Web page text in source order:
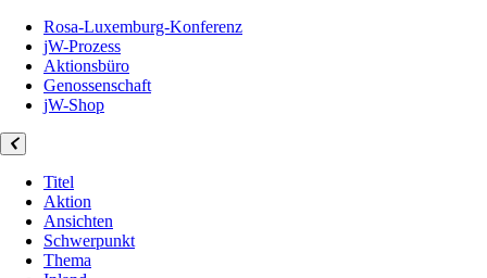
Rosa-Luxemburg-Konferenz
jW-Prozess
Aktionsbüro
Genossenschaft
jW-Shop
Titel
Aktion
Ansichten
Schwerpunkt
Thema